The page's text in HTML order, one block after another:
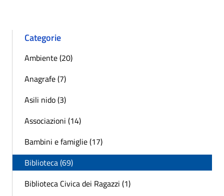
Categorie
Ambiente (20)
Anagrafe (7)
Asili nido (3)
Associazioni (14)
Bambini e famiglie (17)
Biblioteca (69)
Biblioteca Civica dei Ragazzi (1)